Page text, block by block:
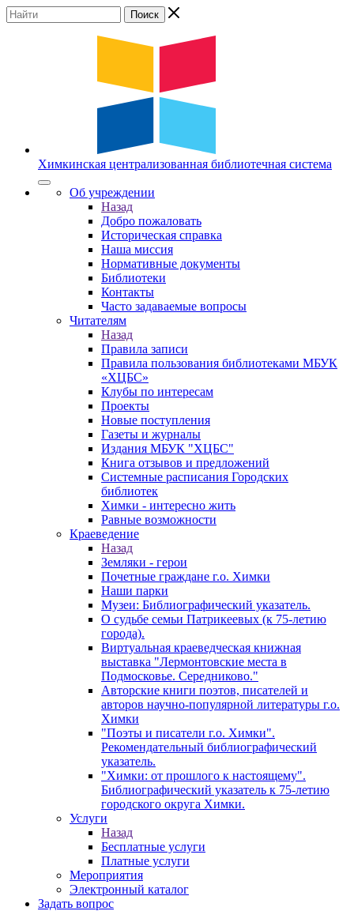
Химкинская централизованная библиотечная система
Об учреждении
Назад
Добро пожаловать
Историческая справка
Наша миссия
Нормативные документы
Библиотеки
Контакты
Часто задаваемые вопросы
Читателям
Назад
Правила записи
Правила пользования библиотеками МБУК
«ХЦБС»
Клубы по интересам
Проекты
Новые поступления
Газеты и журналы
Издания МБУК "ХЦБС"
Книга отзывов и предложений
Системные расписания Городских
библиотек
Химки - интересно жить
Равные возможности
Краеведение
Назад
Земляки - герои
Почетные граждане г.о. Химки
Наши парки
Музеи: Библиографический указатель.
О судьбе семьи Патрикеевых (к 75-летию
города).
Виртуальная краеведческая книжная
выставка "Лермонтовские места в
Подмосковье. Середниково."
Авторские книги поэтов, писателей и
авторов научно-популярной литературы г.о.
Химки
"Поэты и писатели г.о. Химки".
Рекомендательный библиографический
указатель.
"Химки: от прошлого к настоящему".
Библиографический указатель к 75-летию
городского округа Химки.
Услуги
Назад
Бесплатные услуги
Платные услуги
Мероприятия
Электронный каталог
Задать вопрос